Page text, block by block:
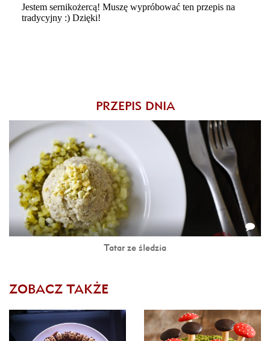
PRZEPIS DNIA
Tatar ze śledzia
ZOBACZ TAKŻE